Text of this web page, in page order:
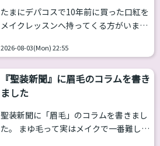
者すべてを包摂する用語であり、その中
での多様性は多岐にわたります。 一方、
ですから「性別不合」に対象が限定され
るとしても、「性別不合」の現れ方は多
様であり、それに対する対処（治療）
も...
たまにデパコスで10年前に買った口紅を
メイクレッスンへ持ってくる方がいま
すが、使えたとしても、リップはとんで
もなくトレンドの切り替えが早くて、種
類もたくさんあります。 今はシアーな発
色のティントやグロスにリップペンシル
使ったうるつやリップが人気です。 と言
われて呪文のように感じたら下記を見て
2026-08-03(Mon) 22:55
『聖装新聞』に眉毛のコラムを書き
ました
聖装新聞に「眉毛」のコラムを書きまし
た。 まゆ毛って実はメイクで一番難しい